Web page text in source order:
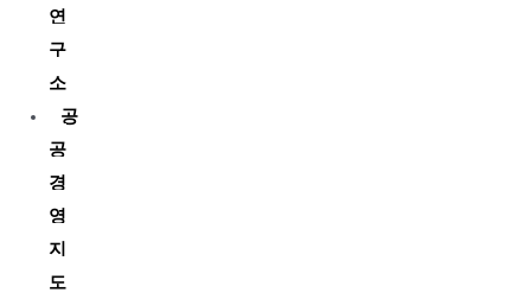
연
구
소
공
공
경
영
지
도